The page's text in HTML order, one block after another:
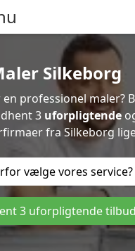
Silkeborg
professionel maler?
3 uforpligtende
fra Silkeborg
vælge vores service?
3 uforpligtende tilbud